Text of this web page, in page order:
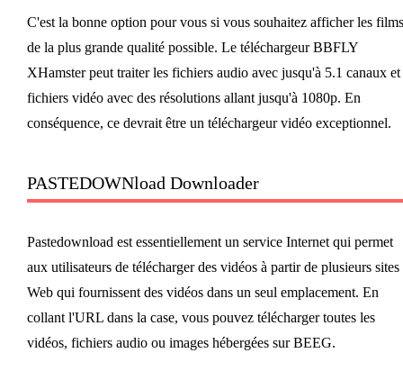
C'est la bonne option pour vous si vous souhaitez afficher les films
de la plus grande qualité possible. Le téléchargeur BBFLY
XHamster peut traiter les fichiers audio avec jusqu'à 5.1 canaux et
fichiers vidéo avec des résolutions allant jusqu'à 1080p. En
conséquence, ce devrait être un téléchargeur vidéo exceptionnel.
PASTEDOWNload Downloader
Pastedownload est essentiellement un service Internet qui permet
aux utilisateurs de télécharger des vidéos à partir de plusieurs sites
Web qui fournissent des vidéos dans un seul emplacement. En
collant l'URL dans la case, vous pouvez télécharger toutes les
vidéos, fichiers audio ou images hébergées sur BEEG.